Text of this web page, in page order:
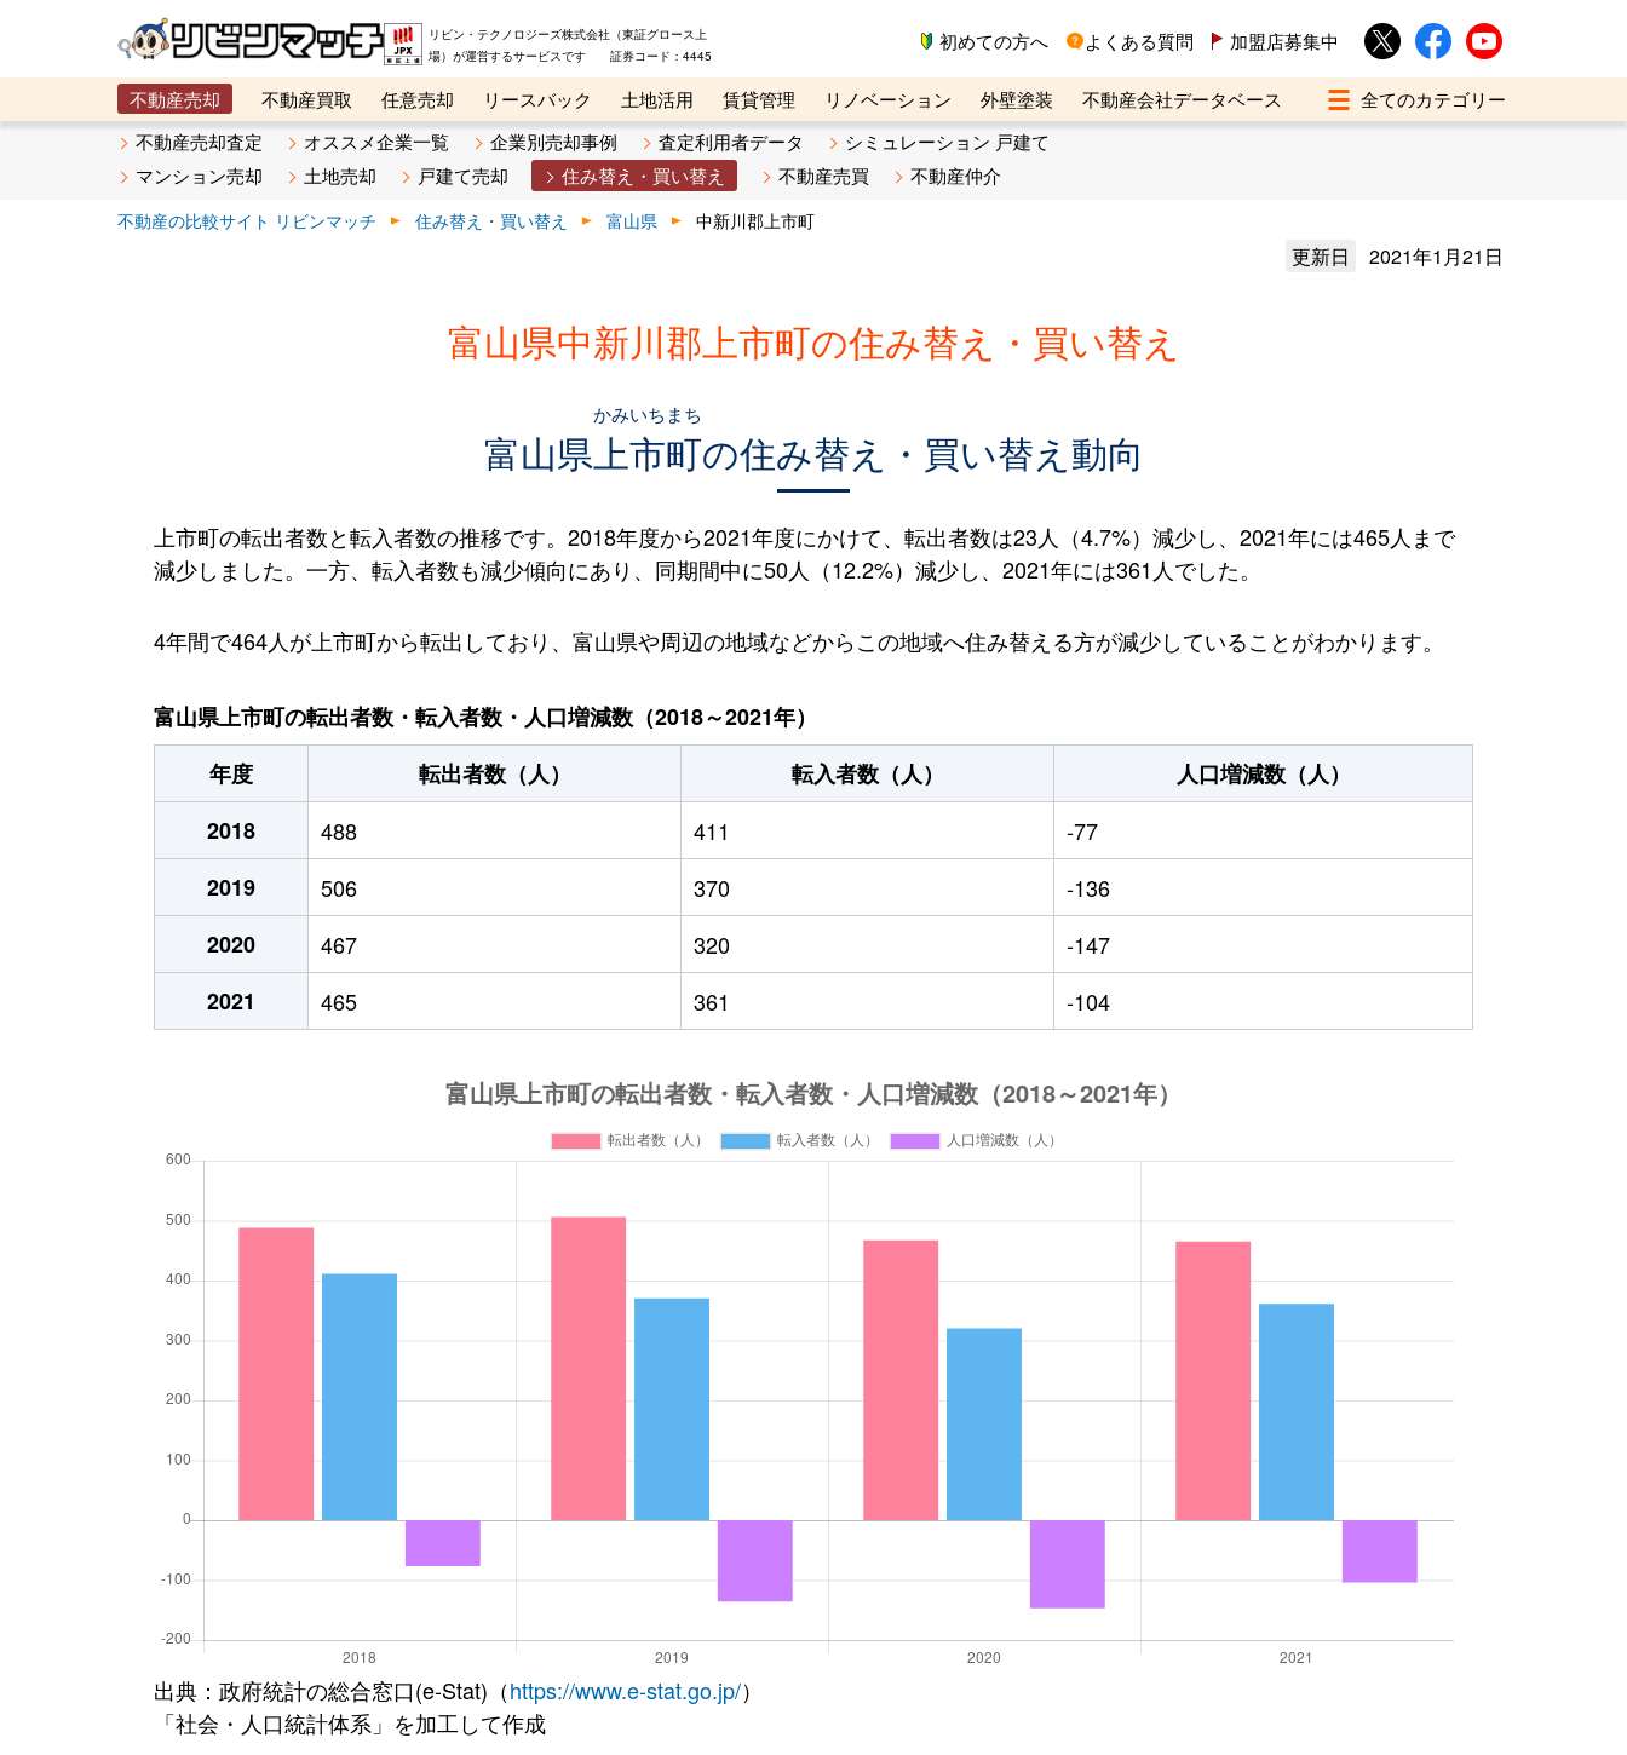
リビン・テクノロジーズ株式会社（東証グロース上
場）が運営するサービスです 証券コード：4445
初めての方へ よくある質問 加盟店募集中
不動産売却 不動産買取 任意売却 リースバック 土地活用 賃貸管理 リノベーション 外壁塗装
不動産会社データベース
メタ住宅展示場
ベスト不動産カンパニー オンライン講座 リビンマガジンBiz 不動産売却ご相談デスク
不動産売却査定 オススメ企業一覧 企業別売却事例 査定利用者データ
シミュレーション 戸建て
マンション売却
土地売却 戸建て売却 住み替え・買い替え 不動産売買 不動産仲介
不動産の比較サイト リビンマッチ 住み替え・買い替え 富山県 中新川郡上市町
更新日 2021年1月21日
富山県中新川郡上市町の住み替え・買い替え
富山県上市町
かみいちまち
の住み替え・買い替え動向
上市町の転出者数と転入者数の推移です。2018年度から2021年度にかけて、転出者数は23人（4.7%）減少し、2021年には465人まで
減少しました。一方、転入者数も減少傾向にあり、同期間中に50人（12.2%）減少し、2021年には361人でした。
4年間で464人が上市町から転出しており、富山県や周辺の地域などからこの地域へ住み替える方が減少していることがわかります。
富山県上市町の転出者数・転入者数・人口増減数（2018～2021年）
年度
転出者数（人） 転入者数（人）
人口増減数（人）
2018
488 411
-77
2019
506 370
-136
2020
467 320
-147
2021
465 361 -104
出典：政府統計の総合窓口(e-Stat)（https://www.e-stat.go.jp/）
「社会・人口統計体系」を加工して作成